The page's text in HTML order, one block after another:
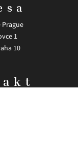
Prague
1
10